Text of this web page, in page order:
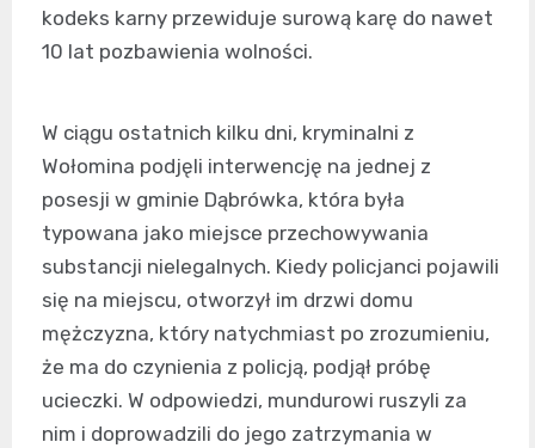
kodeks karny przewiduje surową karę do nawet
10 lat pozbawienia wolności.
W ciągu ostatnich kilku dni, kryminalni z
Wołomina podjęli interwencję na jednej z
posesji w gminie Dąbrówka, która była
typowana jako miejsce przechowywania
substancji nielegalnych. Kiedy policjanci pojawili
się na miejscu, otworzył im drzwi domu
mężczyzna, który natychmiast po zrozumieniu,
że ma do czynienia z policją, podjął próbę
ucieczki. W odpowiedzi, mundurowi ruszyli za
nim i doprowadzili do jego zatrzymania w